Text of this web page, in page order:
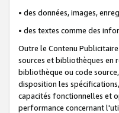
• des données, images,
• des textes comme des
Outre le Contenu
sources et bibliothèques en
bibliothèque ou code
disposition les
capacités fonctionnelles et
performance concernant